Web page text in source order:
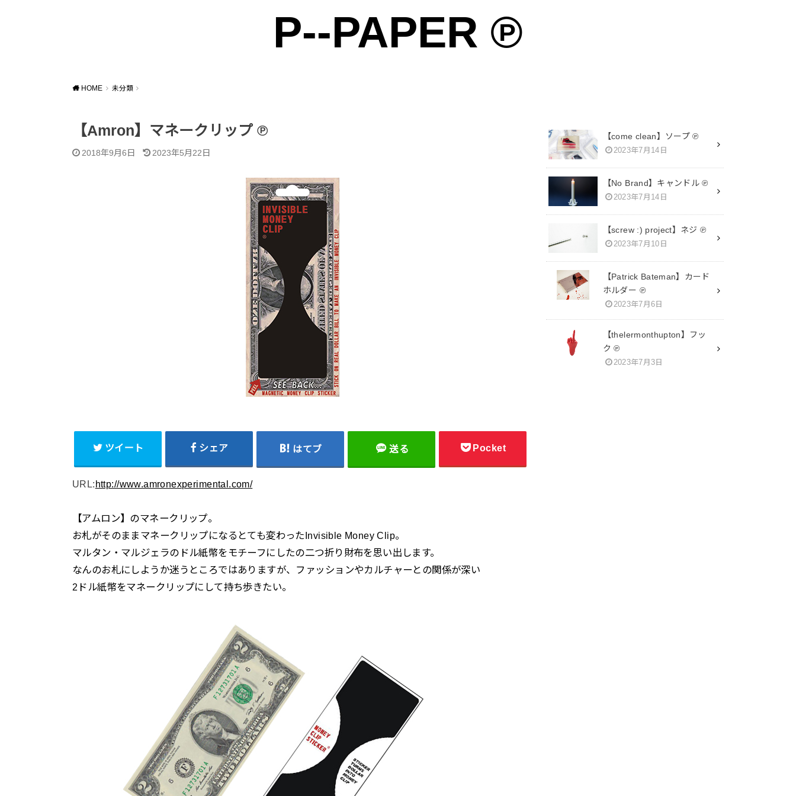
P--PAPER ℗
HOME 未分類
【Amron】マネークリップ ℗
2018年9月6日 2023年5月22日
ツイート シェア はてブ 送る Pocket
URL: http://www.amronexperimental.com/
【アムロン】のマネークリップ。
お札がそのままマネークリップになるとても変わったInvisible Money Clip。
マルタン・マルジェラのドル紙幣をモチーフにしたの二つ折り財布を思い出します。
なんのお札にしようか迷うところではありますが、 ファッションやカルチャーとの関係が深い
2ドル紙幣をマネークリップにして持ち歩きたい。
【come clean】ソープ ℗
2023年7月14日
【No Brand】キャンドル ℗
2023年7月14日
【screw :) project】ネジ ℗
2023年7月10日
【Patrick Bateman】カード
ホルダー ℗
2023年7月6日
【thelermonthupton】フッ
ク ℗
2023年7月3日